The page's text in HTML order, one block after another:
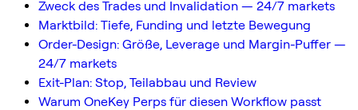
Zweck des Trades und Invalidation — 24/7 markets
Marktbild: Tiefe, Funding und letzte Bewegung
Order-Design: Größe, Leverage und Margin-Puffer —
24/7 markets
Exit-Plan: Stop, Teilabbau und Review
Warum OneKey Perps für diesen Workflow passt